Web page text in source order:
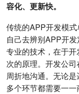
容化、更新快。
传统的APP开发模
自己去辨别APP开
专业的技术，在于
次的原理。开发公
周折地沟通。无论
多个环节都需要一